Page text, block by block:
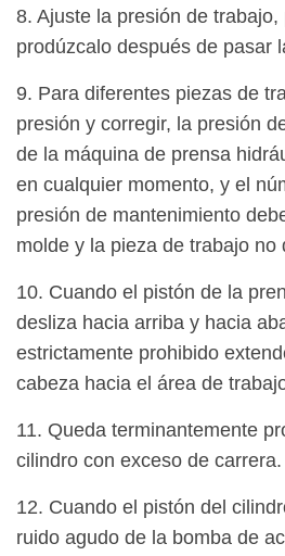
8. Ajuste la presión de
prodúzcalo después de pasar
9. Para diferentes piezas de
presión y corregir, la presión
de la máquina de prensa
en cualquier momento, y el
presión de mantenimiento
molde y la pieza de trabajo no
10. Cuando el pistón de la
desliza hacia arriba y hacia
estrictamente prohibido
cabeza hacia el área de
11. Queda terminantemente
cilindro con exceso de carrera.
12. Cuando el pistón del
ruido agudo de la bomba de